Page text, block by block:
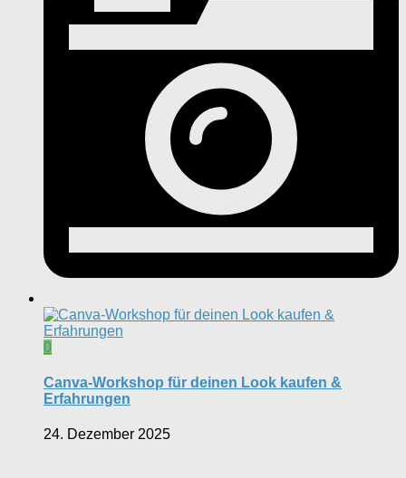
0
Canva-Workshop für deinen Look kaufen &
Erfahrungen
24. Dezember 2025